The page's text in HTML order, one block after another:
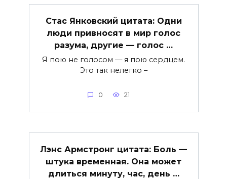
Стас Янковский цитата: Одни
люди привносят в мир голос
разума, другие — голос …
Я пою не голосом — я пою сердцем.
Это так нелегко –
0 21
Лэнс Армстронг цитата: Боль —
штука временная. Она может
длиться минуту, час, день …